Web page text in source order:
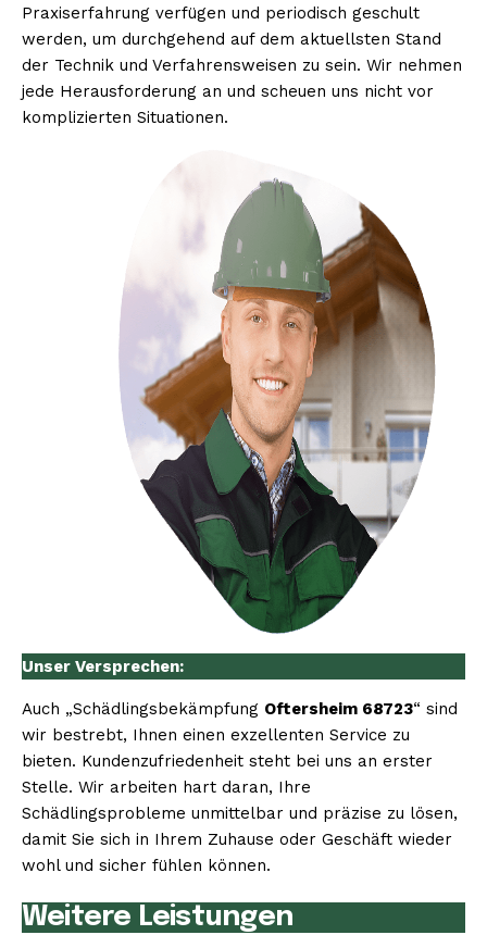
Praxiserfahrung verfügen und periodisch geschult
werden, um durchgehend auf dem aktuellsten Stand
der Technik und Verfahrensweisen zu sein. Wir nehmen
jede Herausforderung an und scheuen uns nicht vor
komplizierten Situationen.
Unser Versprechen:
Auch „Schädlingsbekämpfung Oftersheim 68723“ sind
wir bestrebt, Ihnen einen exzellenten Service zu
bieten. Kundenzufriedenheit steht bei uns an erster
Stelle. Wir arbeiten hart daran, Ihre
Schädlingsprobleme unmittelbar und präzise zu lösen,
damit Sie sich in Ihrem Zuhause oder Geschäft wieder
wohl und sicher fühlen können.
Weitere Leistungen